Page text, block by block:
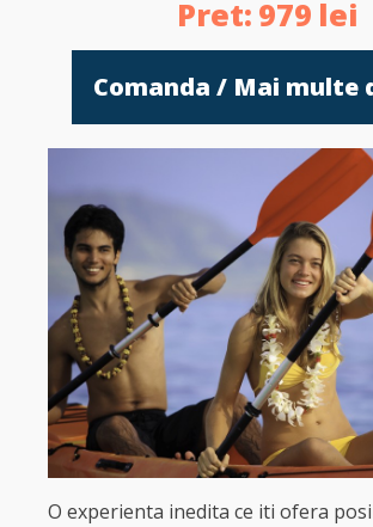
Pret: 979 lei
Comanda / Mai multe
O experienta inedita ce iti ofera